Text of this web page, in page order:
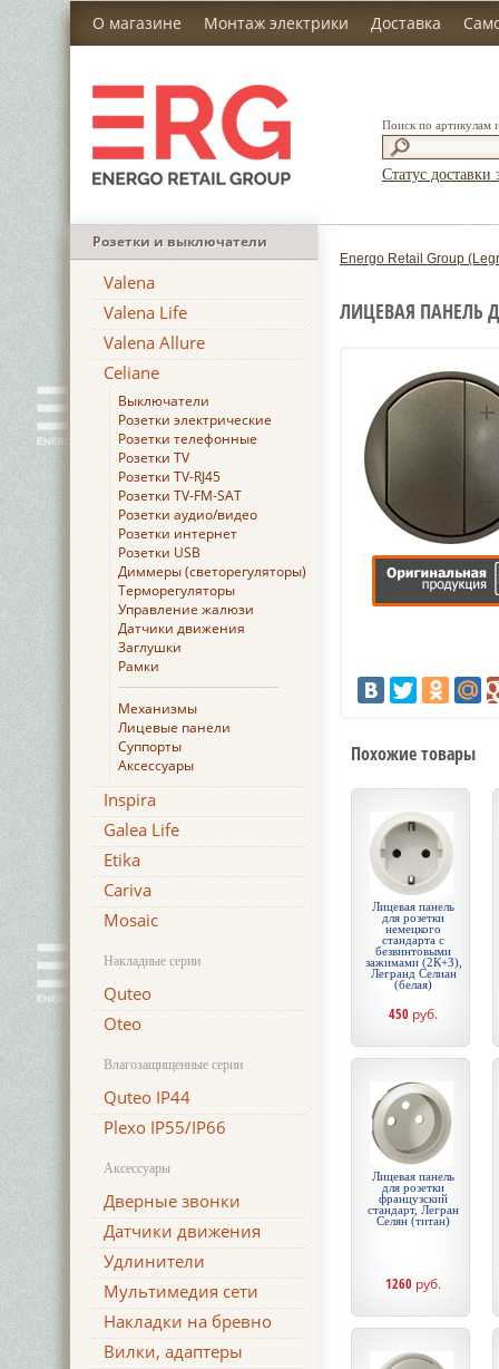
О магазине Монтаж электрики Доставка
Поиск по артикулам
Статус доставки
Розетки и выключатели
Valena
Valena Life
Valena Allure
Celiane
Выключатели
Розетки электрические
Розетки телефонные
Розетки TV
Розетки TV-RJ45
Розетки TV-FM-SAT
Розетки аудио/видео
Розетки интернет
Розетки USB
Диммеры (светорегуляторы)
Терморегуляторы
Управление жалюзи
Датчики движения
Заглушки
Рамки
Механизмы
Лицевые панели
Суппорты
Аксессуары
Inspira
Galea Life
Etika
Cariva
Mosaic
Накладные серии
Quteo
Oteo
Влагозащищенные серии
Quteo IP44
Plexo IP55/IP66
Аксессуары
Дверные звонки
Датчики движения
Удлинители
Мультимедия сети
Накладки на бревно
Вилки, адаптеры
Energo Retail Group
ЛИЦЕВАЯ ПАНЕЛЬ
Похожие товары
Лицевая панель
для розетки
немецкого
стандарта с
безвинтовыми
зажимами (2К+З),
Легранд Селиан
(белая)
450 руб.
Лицевая панель
для розетки
французский
стандарт, Легран
Селян (титан)
1260 руб.